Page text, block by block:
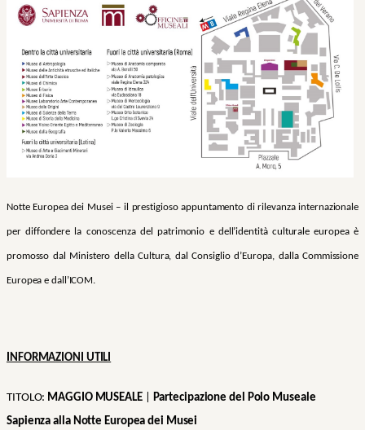
Notte Europea dei Musei – il prestigioso appuntamento di rilevanza internazionale
per diffondere la conoscenza del patrimonio e dell’identità culturale europea è
promosso dal Ministero della Cultura, dal Consiglio d’Europa, dalla Commissione
Europea e dall’ICOM.
INFORMAZIONI UTILI
TITOLO: MAGGIO MUSEALE| Partecipazione del Polo Museale
Sapienza alla Notte Europea dei Musei